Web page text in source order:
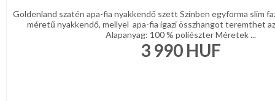
Goldenland szatén apa-fia nyakkendő szett Színben egyforma slim
méretű nyakkendő, mellyel apa-fia igazi összhangot teremthet
Alapanyag: 100 % poliészter Méretek ...
3 990 HUF